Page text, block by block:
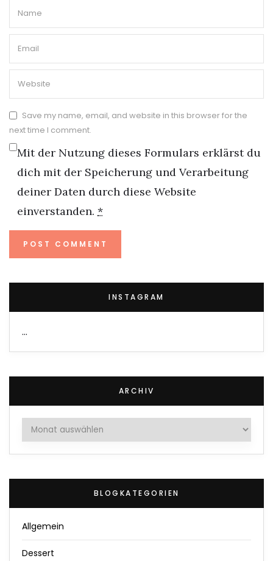
Save my name, email, and website in this browser for the
next time I comment.
Mit der Nutzung dieses Formulars erklärst du
dich mit der Speicherung und Verarbeitung
deiner Daten durch diese Website
einverstanden. *
INSTAGRAM
…
ARCHIV
Archiv
BLOGKATEGORIEN
Allgemein
Dessert